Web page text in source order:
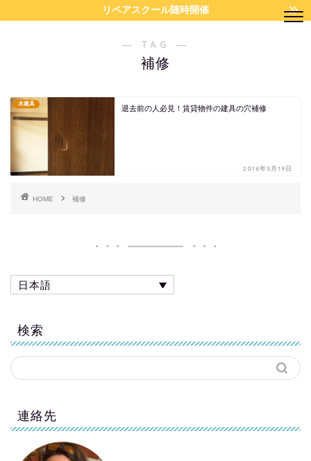
リペアスクール随時開催
― TAG ―
補修
木建具
退去前の人必見！賃貸物件の建具の穴補修
2016年5月19日
HOME 補修
日本語
検索
連絡先